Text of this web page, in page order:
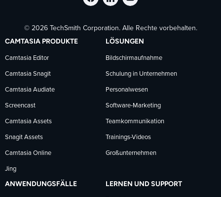
TechSmith
auf
Facebook
folgen
TechSmith
auf
LinkedIn
folgen
TechSmith
auf
YouTube
folgen
© 2026 TechSmith Corporation. Alle Rechte vorbehalten.
CAMTASIA PRODUKTE
Camtasia Editor
Camtasia Snagit
Camtasia Audiate
Screencast
Camtasia Assets
Snagit Assets
Camtasia Online
Jing
LÖSUNGEN
Bildschirmaufnahme
Schulung in Unternehmen
Personalwesen
Software-Marketing
Teamkommunikation
Trainings-Videos
Großunternehmen
ANWENDUNGSFÄLLE LERNEN UND SUPPORT